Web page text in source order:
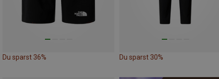
Du sparst 36% Du sparst 30%